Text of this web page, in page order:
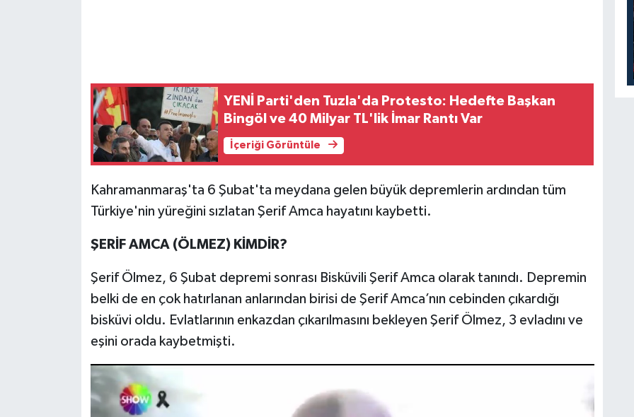
YENİ Parti'den Tuzla'da Protesto: Hedefte Başkan
Bingöl ve 40 Milyar TL'lik İmar Rantı Var
İçeriği Görüntüle
Kahramanmaraş'ta 6 Şubat'ta meydana gelen büyük depremlerin ardından tüm
Türkiye'nin yüreğini sızlatan Şerif Amca hayatını kaybetti.
ŞERİF AMCA (ÖLMEZ) KİMDİR?
Şerif Ölmez, 6 Şubat depremi sonrası Bisküvili Şerif Amca olarak tanındı. Depremin
belki de en çok hatırlanan anlarından birisi de Şerif Amca’nın cebinden çıkardığı
bisküvi oldu. Evlatlarının enkazdan çıkarılmasını bekleyen Şerif Ölmez, 3 evladını ve
eşini orada kaybetmişti.